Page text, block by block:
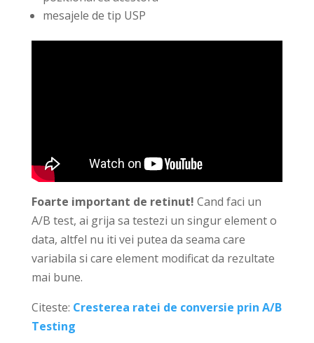
mesajele de tip USP
Foarte important de retinut! Cand faci un
A/B test, ai grija sa testezi un singur element o
data, altfel nu iti vei putea da seama care
variabila si care element modificat da rezultate
mai bune.
Citeste: Cresterea ratei de conversie prin A/B
Testing